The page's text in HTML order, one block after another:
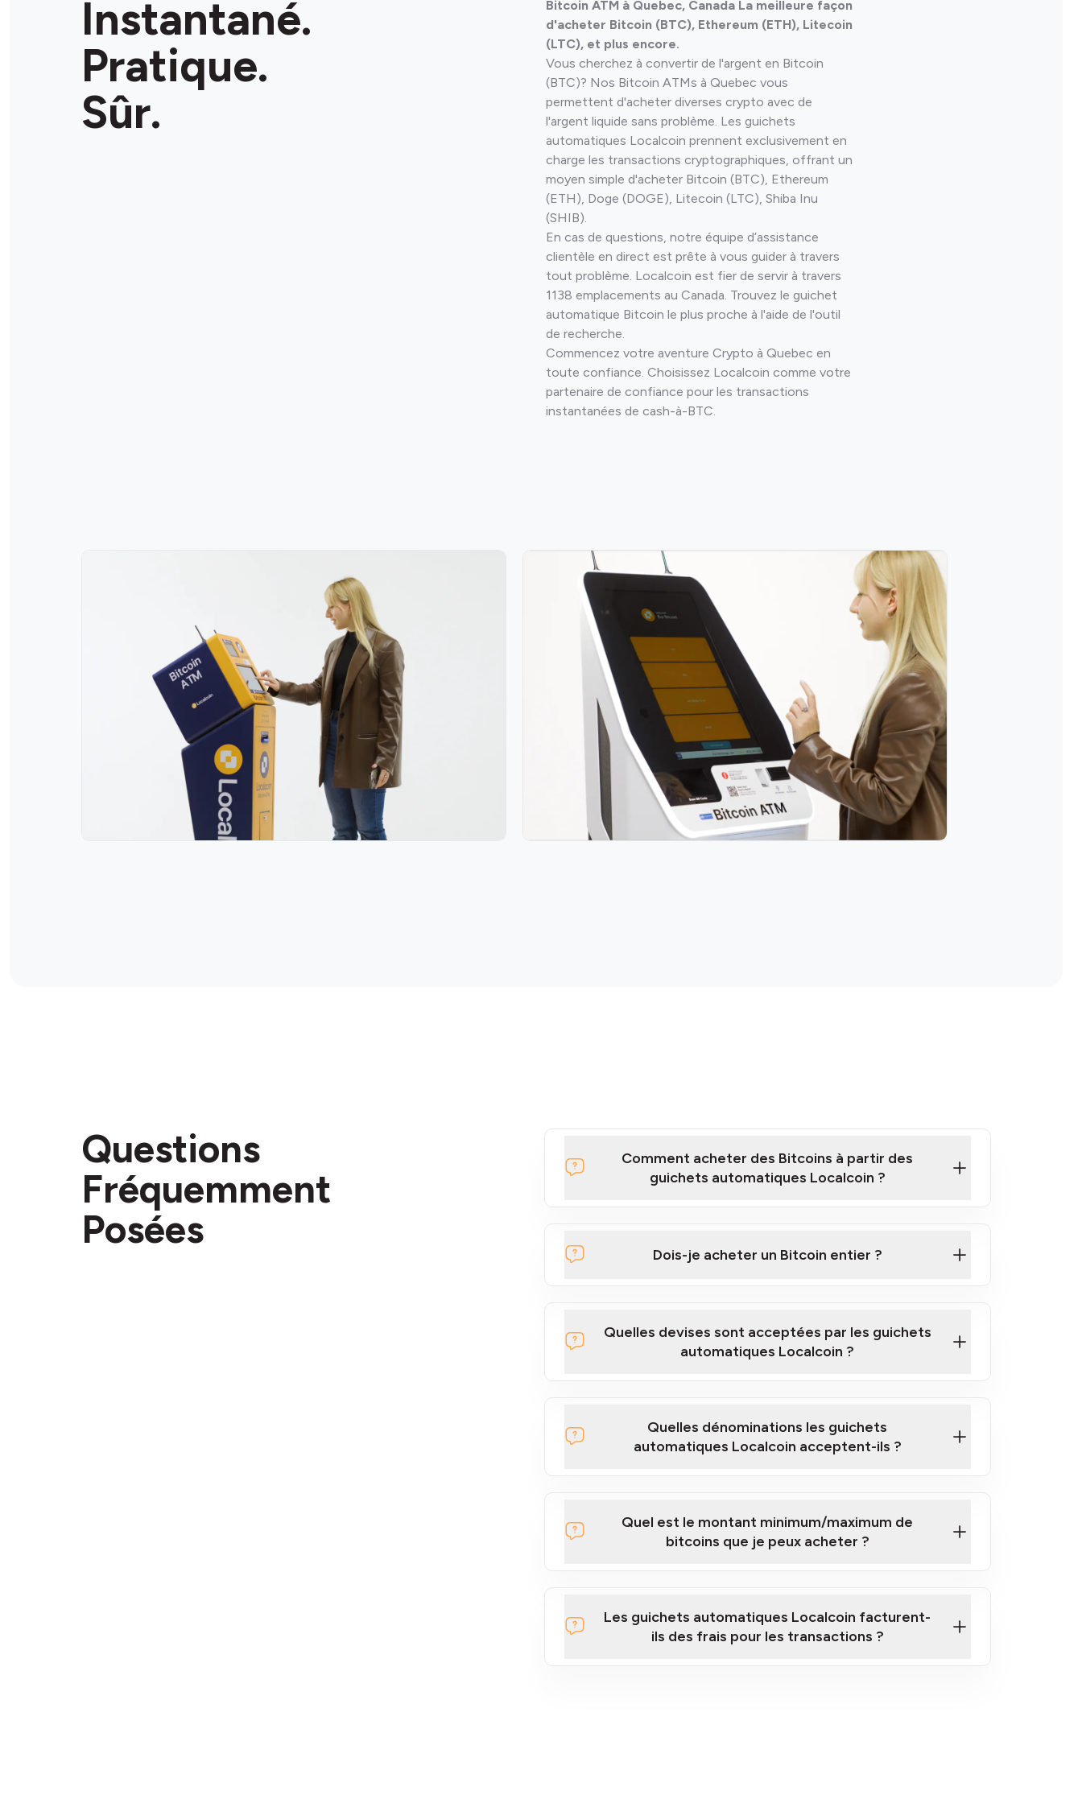
OUVERT •Ouvert jusqu'à 18 h 30
Détails du magasin
Instantané.
Pratique.
Sûr.
Bitcoin ATM à Quebec, Canada La meilleure façon
d'acheter Bitcoin (BTC), Ethereum (ETH), Litecoin
(LTC), et plus encore.
Vous cherchez à convertir de l'argent en Bitcoin
(BTC)? Nos Bitcoin ATMs à Quebec vous
permettent d'acheter diverses crypto avec de
l'argent liquide sans problème. Les guichets
automatiques Localcoin prennent exclusivement en
charge les transactions cryptographiques, offrant un
moyen simple d'acheter Bitcoin (BTC), Ethereum
(ETH), Doge (DOGE), Litecoin (LTC), Shiba Inu
(SHIB).
En cas de questions, notre équipe d’assistance
clientèle en direct est prête à vous guider à travers
tout problème. Localcoin est fier de servir à travers
1138 emplacements au Canada. Trouvez le guichet
automatique Bitcoin le plus proche à l'aide de l'outil
de recherche.
Commencez votre aventure Crypto à Quebec en
toute confiance. Choisissez Localcoin comme votre
partenaire de confiance pour les transactions
instantanées de cash-à-BTC.
Questions
Fréquemment
Posées
Comment acheter des Bitcoins à partir des
guichets automatiques Localcoin ?
Cliquez ici pour regarder une courte vidéo sur la façon d'acheter des
guichet automatique Localcoin le plus proche de chez
vous
ici
Dois-je acheter un Bitcoin entier ?
Quelles devises sont acceptées par les guichets
automatiques Localcoin ?
Quelles dénominations les guichets
automatiques Localcoin acceptent-ils ?
Quel est le montant minimum/maximum de
bitcoins que je peux acheter ?
Les guichets automatiques Localcoin facturent-
ils des frais pour les transactions ?